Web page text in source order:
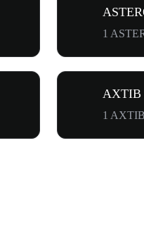
1
AXTIB
1